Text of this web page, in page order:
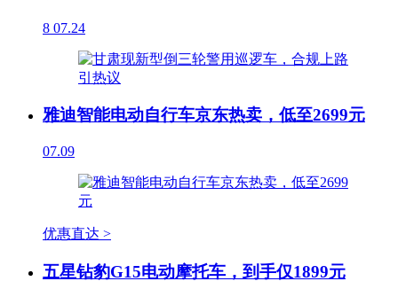
8 07.24
雅迪智能电动自行车京东热卖，低至2699元
07.09
优惠直达 >
五星钻豹G15电动摩托车，到手仅1899元